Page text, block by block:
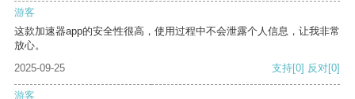
游客
这款加速器app的安全性很高，使用过程中不会泄露个人信息，让我非常
放心。
2025-09-25
支持[0] 反对[0]
游客